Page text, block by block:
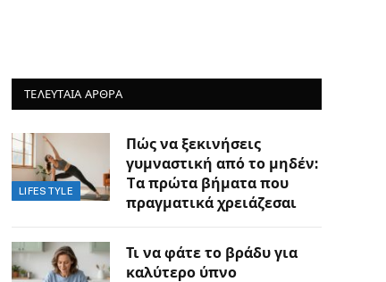
ΤΕΛΕΥΤΑΙΑ ΑΡΘΡΑ
LIFESTYLE
Πώς να ξεκινήσεις
γυμναστική από το μηδέν:
Tα πρώτα βήματα που
πραγματικά χρειάζεσαι
Τι να φάτε το βράδυ για
καλύτερο ύπνο